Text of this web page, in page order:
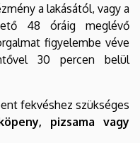
a lakásától, vagy a
48 óráig meglévő
figyelembe véve
30 percen belül
fekvéshez szükséges
pizsama vagy